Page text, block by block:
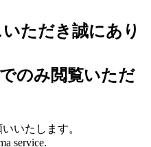
ただき誠にあり
のみ閲覧いただ
いたします。
service.